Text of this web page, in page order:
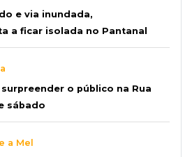
e via inundada,
a ficar isolada no Pantanal
o público na Rua
sábado
a Mel